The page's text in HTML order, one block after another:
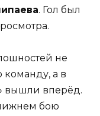
. Гол был
не
команду, а в
вышли вперёд.
бою